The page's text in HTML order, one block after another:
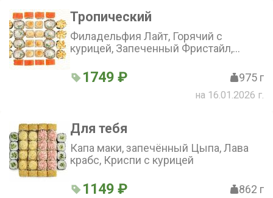
Тропический
Филадельфия Лайт, Горячий с
курицей, Запеченный Фристайл,
1749 ₽ 975 г
на 16.01.2026 г.
Для тебя
Капа маки, запечённый Цыпа, Лава
крабс, Криспи с курицей
1149 ₽ 862 г